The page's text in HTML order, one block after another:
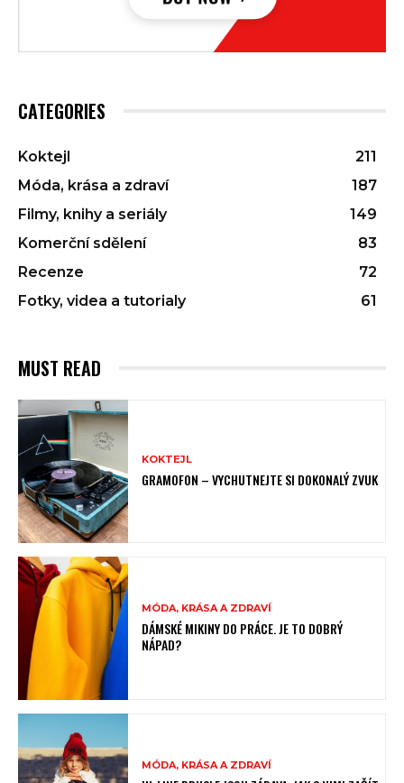
CATEGORIES
Koktejl
211
Móda, krása a zdraví
187
Filmy, knihy a seriály
149
Komerční sdělení
83
Recenze
72
Fotky, videa a tutorialy
61
MUST READ
KOKTEJL
GRAMOFON – VYCHUTNEJTE SI DOKONALÝ ZVUK
MÓDA, KRÁSA A ZDRAVÍ
DÁMSKÉ MIKINY DO PRÁCE. JE TO DOBRÝ
NÁPAD?
MÓDA, KRÁSA A ZDRAVÍ